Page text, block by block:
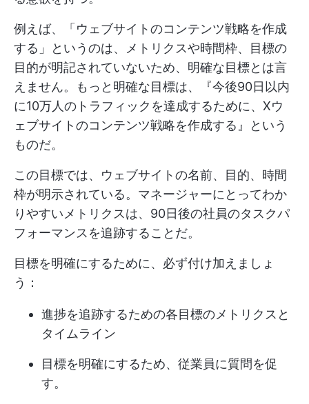
例えば、「ウェブサイトのコンテンツ戦略を作成
する」というのは、メトリクスや時間枠、目標の
目的が明記されていないため、明確な目標とは言
えません。もっと明確な目標は、『今後90日以内
に10万人のトラフィックを達成するために、Xウ
ェブサイトのコンテンツ戦略を作成する』という
ものだ。
この目標では、ウェブサイトの名前、目的、時間
枠が明示されている。マネージャーにとってわか
りやすいメトリクスは、90日後の社員のタスクパ
フォーマンスを追跡することだ。
目標を明確にするために、必ず付け加えましょ
う：
進捗を追跡するための各目標のメトリクスと
タイムライン
目標を明確にするため、従業員に質問を促
す。